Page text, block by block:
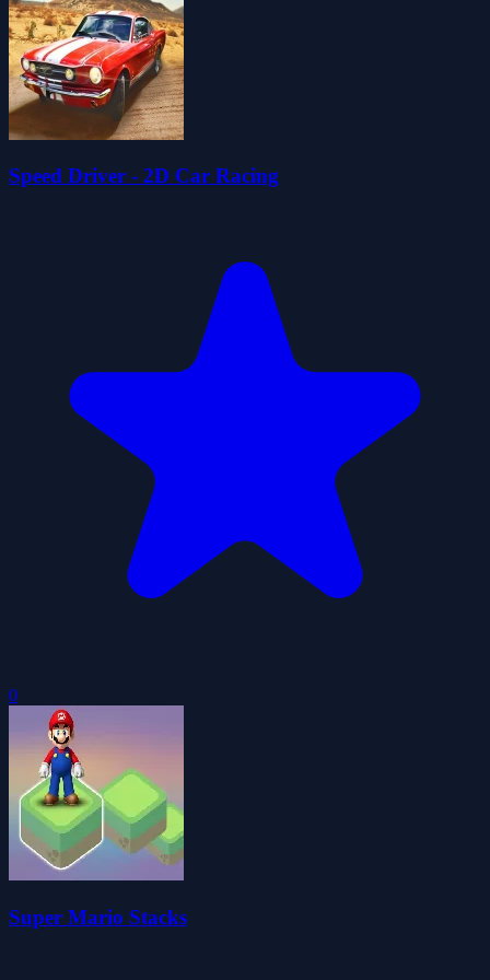
Speed ​​Driver - 2D Car Racing
0
Super Mario Stacks